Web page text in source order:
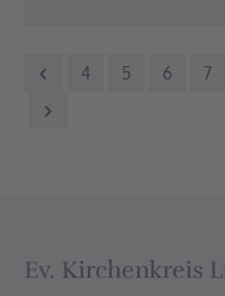
4 5 6 7
Ev. Kirchenkreis